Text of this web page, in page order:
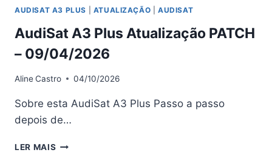
AUDISAT A3 PLUS ATUALIZAÇÃO |AUDISAT
AudiSat A3 Plus Atualização PATCH
– 09/04/2026
AlineCastro 04/10/2026
Sobre esta AudiSat A3 Plus Passo a passo
depois de…
LER MAIS AUDISAT